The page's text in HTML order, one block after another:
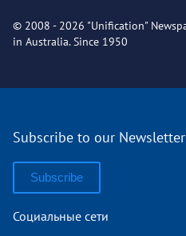
© 2008 - 2026 "Unification"
in Australia. Since 1950
Subscribe to our Newsletter
Subscribe
Социальные сети